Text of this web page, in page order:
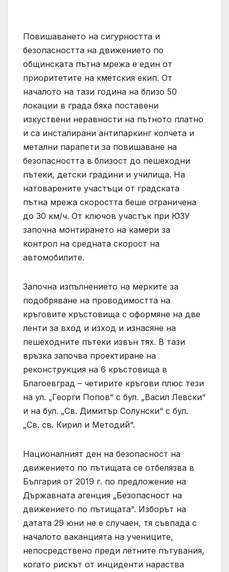
Повишаването на сигурността и
безопасността на движението по
общинската пътна мрежа е един от
приоритетите на кметския екип. От
началото на тази година на близо 50
локации в града бяха поставени
изкуствени неравности на пътното платно
и са инсталирани антипаркинг колчета и
метални парапети за повишаване на
безопасността в близост до пешеходни
пътеки, детски градини и училища. На
натоварените участъци от градската
пътна мрежа скоростта беше ограничена
до 30 км/ч. От ключов участък при ЮЗУ
започна монтирането на камери за
контрол на средната скорост на
автомобилите.
Започна изпълнението на мерките за
подобряване на проводимостта на
кръговите кръстовища с оформяне на две
ленти за вход и изход и изнасяне на
пешеходните пътеки извън тях. В тази
връзка започва проектиране на
реконструкция на 6 кръстовища в
Благоевград – четирите кръгови плюс тези
на ул. „Георги Попов“ с бул. „Васил Левски“
и на бул. „Св. Димитър Солунски“ с бул.
„Св. св. Кирил и Методий“.
Националният ден на безопасност на
движението по пътищата се отбелязва в
България от 2019 г. по предложение на
Държавната агенция „Безопасност на
движението по пътищата“. Изборът на
датата 29 юни не е случаен, тя съвпада с
началото ваканцията на учениците,
непосредствено преди летните пътувания,
когато рискът от инциденти нараства